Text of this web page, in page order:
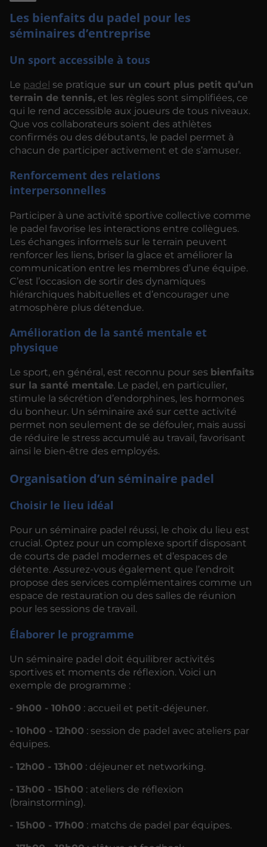
Les bienfaits du padel pour les
séminaires d’entreprise
Un sport accessible à tous
Le padel se pratique sur un court plus petit qu’un
terrain de tennis, et les règles sont simplifiées, ce
qui le rend accessible aux joueurs de tous niveaux.
Que vos collaborateurs soient des athlètes
confirmés ou des débutants, le padel permet à
chacun de participer activement et de s’amuser.
Renforcement des relations
interpersonnelles
Participer à une activité sportive collective comme
le padel favorise les interactions entre collègues.
Les échanges informels sur le terrain peuvent
renforcer les liens, briser la glace et améliorer la
communication entre les membres d’une équipe.
C’est l’occasion de sortir des dynamiques
hiérarchiques habituelles et d’encourager une
atmosphère plus détendue.
Amélioration de la santé mentale et
physique
Le sport, en général, est reconnu pour ses bienfaits
sur la santé mentale. Le padel, en particulier,
stimule la sécrétion d’endorphines, les hormones
du bonheur. Un séminaire axé sur cette activité
permet non seulement de se défouler, mais aussi
de réduire le stress accumulé au travail, favorisant
ainsi le bien-être des employés.
Organisation d’un séminaire padel
Choisir le lieu idéal
Pour un séminaire padel réussi, le choix du lieu est
crucial. Optez pour un complexe sportif disposant
de courts de padel modernes et d’espaces de
détente. Assurez-vous également que l’endroit
propose des services complémentaires comme un
espace de restauration ou des salles de réunion
pour les sessions de travail.
Élaborer le programme
Un séminaire padel doit équilibrer activités
sportives et moments de réflexion. Voici un
exemple de programme :
- 9h00 - 10h00 : accueil et petit-déjeuner.
- 10h00 - 12h00 : session de padel avec ateliers par
équipes.
- 12h00 - 13h00 : déjeuner et networking.
- 13h00 - 15h00 : ateliers de réflexion
(brainstorming).
- 15h00 - 17h00 : matchs de padel par équipes.